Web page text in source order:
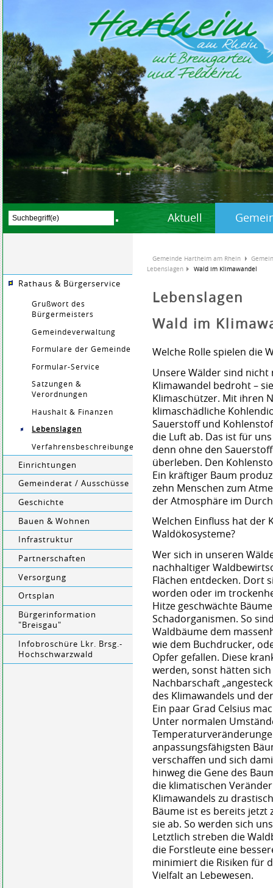
Aktuell
Rathaus & Bürgerservice
Grußwort des
Bürgermeisters
Gemeindeverwaltung
Formulare der Gemeinde
Formular-Service
Satzungen &
Verordnungen
Haushalt & Finanzen
Lebenslagen
Verfahrensbeschreibungen
Einrichtungen
Gemeinderat / Ausschüsse
Geschichte
Bauen & Wohnen
Infrastruktur
Partnerschaften
Versorgung
Ortsplan
Bürgerinformation
"Breisgau"
Infobroschüre Lkr. Brsg.-
Hochschwarzwald
Gemeinde Hartheim am Rhein
Lebenslagen
Wald im Klimawandel
Lebenslagen
Wald im
Welche Rolle spielen die
Unsere Wälder sind
Klimawandel bedroht –
Klimaschützer. Mit ihren
klimaschädliche
Sauerstoff und
die Luft ab. Das ist für
denn ohne den
überleben. Den
Ein kräftiger Baum
zehn Menschen zum
der Atmosphäre im
Welchen Einfluss hat der
Waldökosysteme?
Wer sich in unseren
nachhaltiger
Flächen entdecken. Dort
worden oder im
Hitze geschwächte
Schadorganismen. So
Waldbäume dem
wie dem Buchdrucker,
Opfer gefallen. Diese
werden, sonst hätten
Nachbarschaft
des Klimawandels und
Ein paar Grad Celsius
Unter normalen
anpassungsfähigsten
verschaffen und sich
hinweg die Gene des
die klimatischen
Klimawandels zu
Bäume ist es bereits
sie ab. So werden sich
Letztlich streben die
die Forstleute eine
minimiert die Risiken für
Vielfalt an Lebewesen.